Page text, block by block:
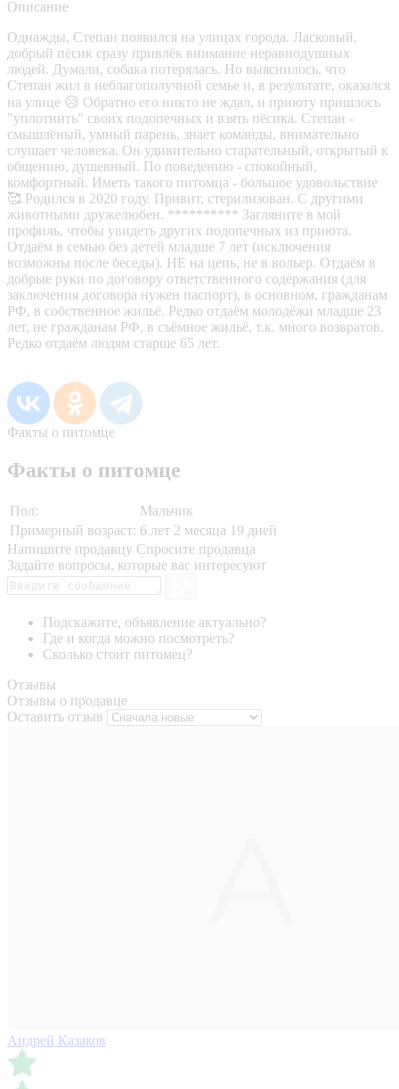
Описание
Однажды, Степан появился на улицах города. Ласковый,
добрый пëсик сразу привлёк внимание неравнодушных
людей. Думали, собака потерялась. Но выяснилось, что
Степан жил в неблагополучной семье и, в результате, оказался
на улице 😥 Обратно его никто не ждал, и приюту пришлось
"уплотнить" своих подопечных и взять пëсика. Степан -
смышлëный, умный парень, знает команды, внимательно
слушает человека. Он удивительно старательный, открытый к
общению, душевный. По поведению - спокойный,
комфортный. Иметь такого питомца - большое удовольствие
🥰 Родился в 2020 году. Привит, стерилизован. С другими
животными дружелюбен. ********** Загляните в мой
профиль, чтобы увидеть других подопечных из приюта.
Отдаём в семью без детей младше 7 лет (исключения
возможны после беседы). НЕ на цепь, не в вольер. Отдаëм в
добрые руки по договору ответственного содержания (для
заключения договора нужен паспорт), в основном, гражданам
РФ, в собственное жильё. Редко отдаём молодёжи младше 23
лет, не гражданам РФ, в съёмное жильё, т.к. много возвратов.
Редко отдаём людям старше 65 лет.
Факты о питомце
Факты о питомце
Пол:
Мальчик
Примерный возраст: 6 лет 2 месяца 19 дней
Напишите продавцу Спросите продавца
Задайте вопросы, которые вас интересуют
Подскажите, объявление актуально?
Где и когда можно посмотреть?
Сколько стоит питомец?
Отзывы
Отзывы о продавце
Оставить отзыв
Андрей Казаков